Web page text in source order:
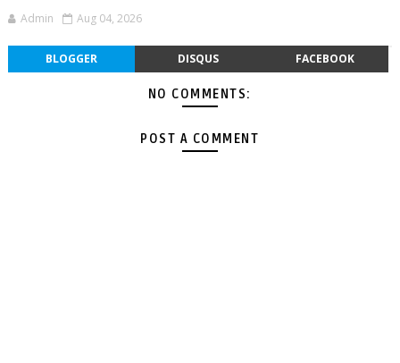
Admin Aug 04, 2026
BLOGGER DISQUS FACEBOOK
NO COMMENTS:
POST A COMMENT